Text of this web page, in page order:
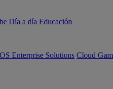
Día a día Educación
Enterprise Solutions Cloud